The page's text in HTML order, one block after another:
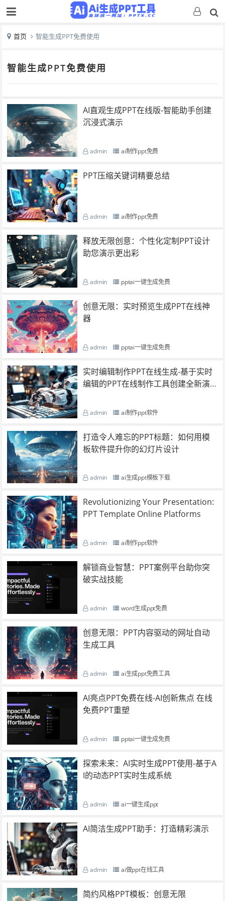
首页 智能生成PPT免费使用
智能生成PPT免费使用
AI直观生成PPT在线版-智能助手创建
沉浸式演示
admin ai制作ppt免费
PPT压缩关键词精要总结
admin ai制作ppt免费
释放无限创意：个性化定制PPT设计
助您演示更出彩
admin pptai一键生成免费
创意无限：实时预览生成PPT在线神
器
admin pptai一键生成免费
实时编辑制作PPT在线生成-基于实时
编辑的PPT在线制作工具创建全新演
admin ai制作ppt软件
打造令人难忘的PPT标题：如何用模
板软件提升你的幻灯片设计
admin ai生成ppt模板下载
Revolutionizing Your Presentation:
PPT Template Online Platforms
admin ai制作ppt软件
解锁商业智慧：PPT案例平台助你突
破实战技能
admin word生成ppt免费
创意无限：PPT内容驱动的网址自动
生成工具
admin ai生成ppt免费工具
AI亮点PPT免费在线-AI创新焦点 在线
免费PPT重塑
admin pptai一键生成免费
探索未来：AI实时生成PPT使用-基于A
I的动态PPT实时生成系统
admin ai一键生成ppt
AI简洁生成PPT助手：打造精彩演示
admin ai做ppt在线工具
简约风格PPT模板：创意无限